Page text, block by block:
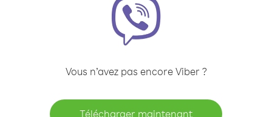
Vous n’avez pas encore Viber ?
Télécharger maintenant